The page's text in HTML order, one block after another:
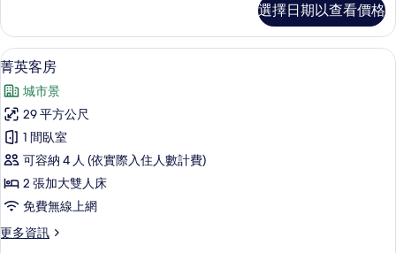
型
房
的
所
有
相
片
客
房
-
人
小
型
房
的
詳
情
選擇日期以查看價格
顯
示
菁
英
客
房
的
所
有
羽絨被、迷你吧、書桌、遮光布/窗簾
6
菁英客房
城市景
29 平方公尺
1 間臥室
可容納 4 人 (依實際入住人數計費)
2 張加大雙人床
免費無線上網
更多資訊
更